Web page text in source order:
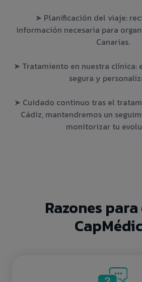
➤ Planificación del viaje:
información necesaria para
Canarias.
➤ Tratamiento en nuestra clínica:
segura y
➤ Cuidado continuo tras el
Cádiz, mantendremos un
monitorizar tu
Razones